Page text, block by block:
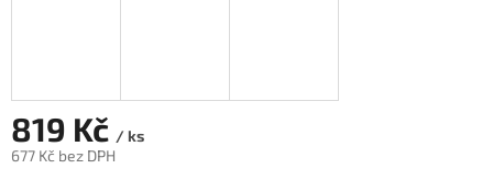
819 Kč / ks
677 Kč bez DPH